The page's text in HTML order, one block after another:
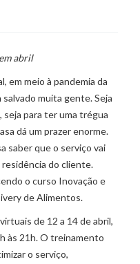
abril
em meio à pandemia da
muita gente. Seja
para ter uma trégua
dá um prazer enorme.
saber que o serviço vai
do cliente.
o curso Inovação e
de Alimentos.
de 12 a 14 de abril,
às 21h. O treinamento
o serviço,